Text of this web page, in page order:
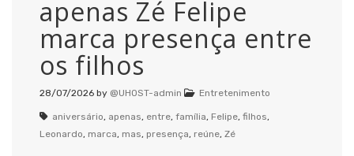
apenas Zé Felipe
marca presença entre
os filhos
28/07/2026 by @UHOST-admin Entretenimento
aniversário, apenas, entre, família, Felipe, filhos,
Leonardo, marca, mas, presença, reúne, Zé